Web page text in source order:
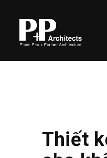
Thiết